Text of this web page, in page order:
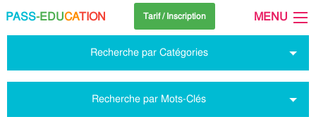
PASS-EDUCATION Tarif / Inscription MENU
Recherche par Catégories
Recherche par Mots-Clés